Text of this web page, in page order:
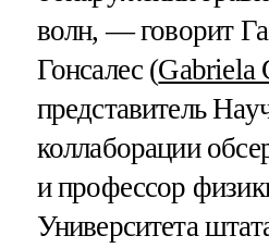
волн, — говорит
Гонсалес (Gabriela
представитель
коллаборации
и профессор
Университета